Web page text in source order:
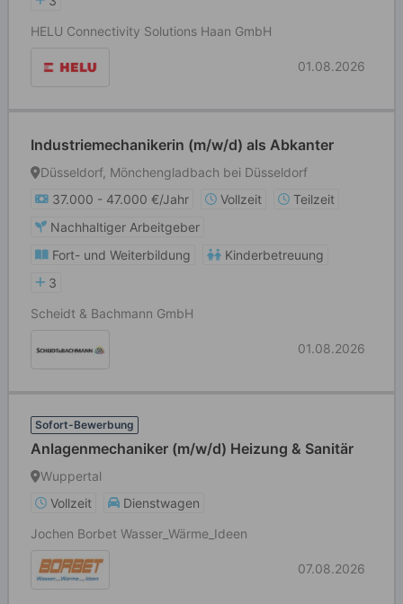
HELU Connectivity Solutions Haan GmbH
01.08.2026
Industriemechanikerin (m/w/d) als Abkanter
Düsseldorf, Mönchengladbach bei Düsseldorf
37.000 - 47.000 €/Jahr
Vollzeit
Teilzeit
Nachhaltiger Arbeitgeber
Fort- und Weiterbildung
Kinderbetreuung
3
Scheidt & Bachmann GmbH
01.08.2026
Sofort-Bewerbung
Anlagenmechaniker (m/w/d) Heizung & Sanitär
Wuppertal
Vollzeit
Dienstwagen
Jochen Borbet Wasser_Wärme_Ideen
07.08.2026